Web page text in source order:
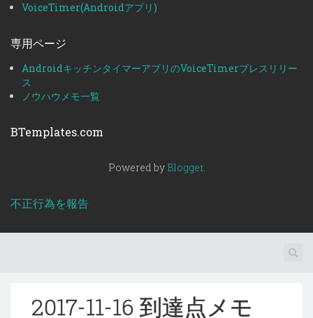
o
VoiceTimer(Androidアプリ)
専用ページ
AndroidキッチンタイマーアプリのVoiceTimerプレスリリー
ス
ノウハウメモ一覧
BTemplates.com
Powered by Blogger.
不正行為を報告
2017-11-16 到達点メモ